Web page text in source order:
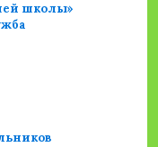
школы»